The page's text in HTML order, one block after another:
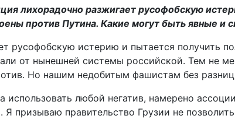
лихорадочно разжигает русофобскую
против Путина. Какие могут быть явные и
русофобскую истерию и пытается
от нынешней системы российской. Тем не
Но нашим недобитым фашистам без
любой негатив, намерено
призываю правительство Грузии не